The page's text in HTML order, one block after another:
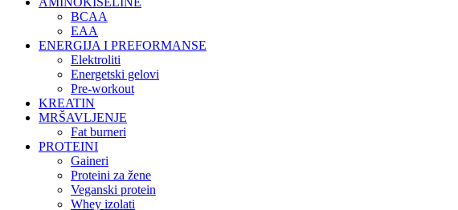
BCAA
EAA
ENERGIJA I PREFORMANSE
Elektroliti
Energetski gelovi
Pre-workout
KREATIN
MRŠAVLJENJE
Fat burneri
PROTEINI
Gaineri
Proteini za žene
Veganski protein
Whey izolati